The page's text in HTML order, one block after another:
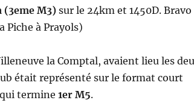
(3eme M3) sur le 24km et 1450D. Bravo
Piche à Prayols)
la Comptal, avaient lieu les
était représenté sur le format court
termine 1er M5.